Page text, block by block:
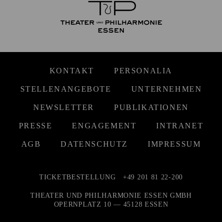
KONTAKT PERSONALIA
STELLENANGEBOTE UNTERNEHMEN
NEWSLETTER PUBLIKATIONEN
PRESSE ENGAGEMENT INTRANET
AGB DATENSCHUTZ IMPRESSUM
TICKETBESTELLUNG +49 201 81 22-200
THEATER UND PHILHARMONIE ESSEN GMBH
OPERNPLATZ 10 — 45128 ESSEN